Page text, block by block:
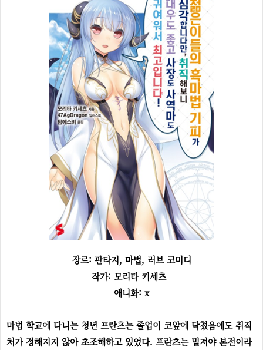
장르: 판타지, 마법, 러브 코미디
작가: 모리타 키세츠
애니화: x
마법 학교에 다니는 청년 프란츠는 졸업이 코앞에 닥쳤음에도 취직
처가 정해지지 않아 초조해하고 있었다. 프란츠는 밑져야 본전이라